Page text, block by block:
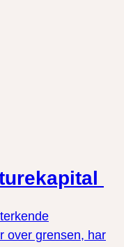
over grensen, har